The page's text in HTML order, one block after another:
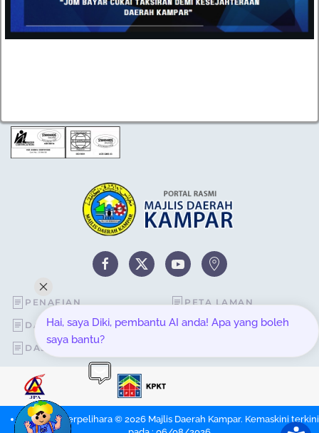
TOPIK POPULAR
PENAFIAN
DASAR KESELAMATAN
DASAR PRIVASI
PETA LAMAN
STATISTIK PELAWAT
Hakcipta Terpelihara © 2026 Majlis Daerah Kampar. Kemaskini terkini
Hai, saya Diki, pembantu AI anda! Apa yang boleh
saya bantu?